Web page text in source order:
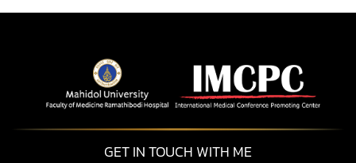
GET IN TOUCH WITH ME